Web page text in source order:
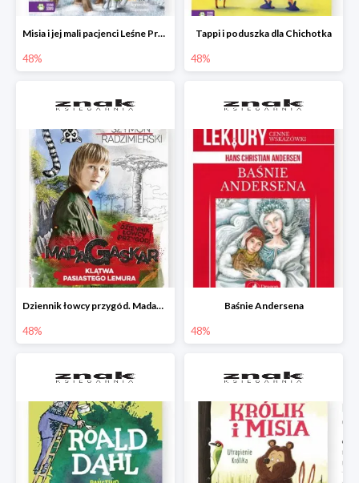
Misia i jej mali pacjenci Leśne Przytulisko
48%
Tappi i poduszka dla Chichotka
48%
Dziennik łowcy przygód. Madagaskar. Klątwa pasiastego lemura
48%
Baśnie Andersena
48%